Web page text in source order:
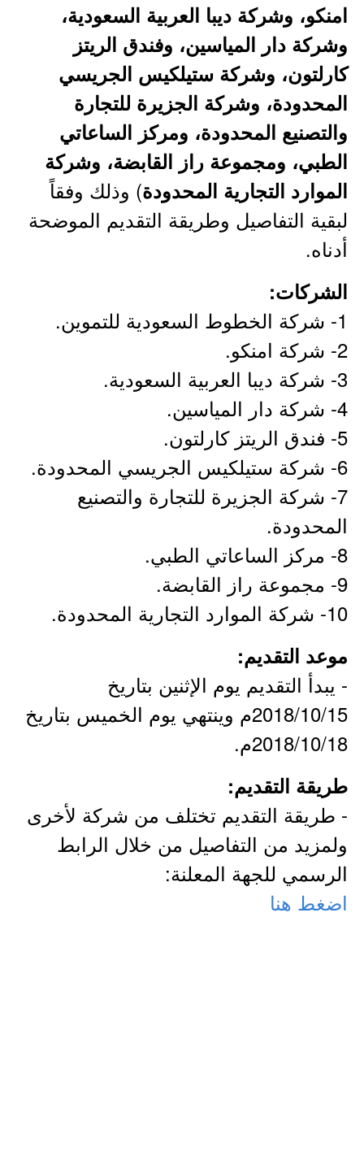
امنكو، وشركة ديبا العربية السعودية،
وشركة دار المياسين، وفندق الريتز
كارلتون، وشركة ستيلكيس الجريسي
المحدودة، وشركة الجزيرة للتجارة
والتصنيع المحدودة، ومركز الساعاتي
الطبي، ومجموعة راز القابضة، وشركة
الموارد التجارية المحدودة) وذلك وفقاً
لبقية التفاصيل وطريقة التقديم الموضحة
أدناه.
الشركات:
1- شركة الخطوط السعودية للتموين.
2- شركة امنكو.
3- شركة ديبا العربية السعودية.
4- شركة دار المياسين.
5- فندق الريتز كارلتون.
6- شركة ستيلكيس الجريسي المحدودة.
7- شركة الجزيرة للتجارة والتصنيع
المحدودة.
8- مركز الساعاتي الطبي.
9- مجموعة راز القابضة.
10- شركة الموارد التجارية المحدودة.
موعد التقديم:
- يبدأ التقديم يوم الإثنين بتاريخ
2018/10/15م وينتهي يوم الخميس بتاريخ
2018/10/18م.
طريقة التقديم:
- طريقة التقديم تختلف من شركة لأخرى
ولمزيد من التفاصيل من خلال الرابط
الرسمي للجهة المعلنة:
اضغط هنا